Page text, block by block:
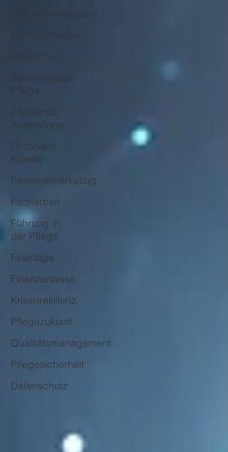
Gesundheitswesen
Kommunikation
Hitzeschutz
Kultursensible
Pflege
pflegende
Angehörige
Chronisch
Kranke
Personalmarketing
Facharbeit
Führung in
der Pflege
Feiertage
Finanzanalyse
Krisenresilienz
Pflegezukunft
Qualitätsmanagement
Pflegesicherheit
Datenschutz